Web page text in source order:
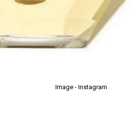
Image - Instagram